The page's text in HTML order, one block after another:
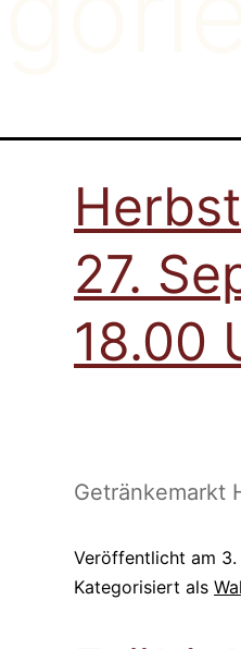
27.
18.00
Getränkemarkt
Veröffentlicht am
Kategorisiert als